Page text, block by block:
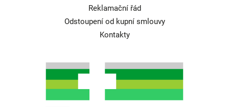
Reklamační řád
Odstoupení od kupní smlouvy
Kontakty